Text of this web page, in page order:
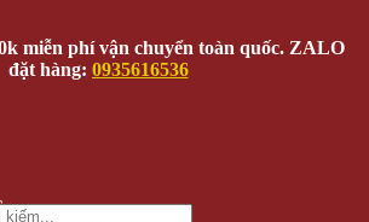
miễn phí vận chuyển toàn quốc. ZALO
đặt hàng: 0935616536